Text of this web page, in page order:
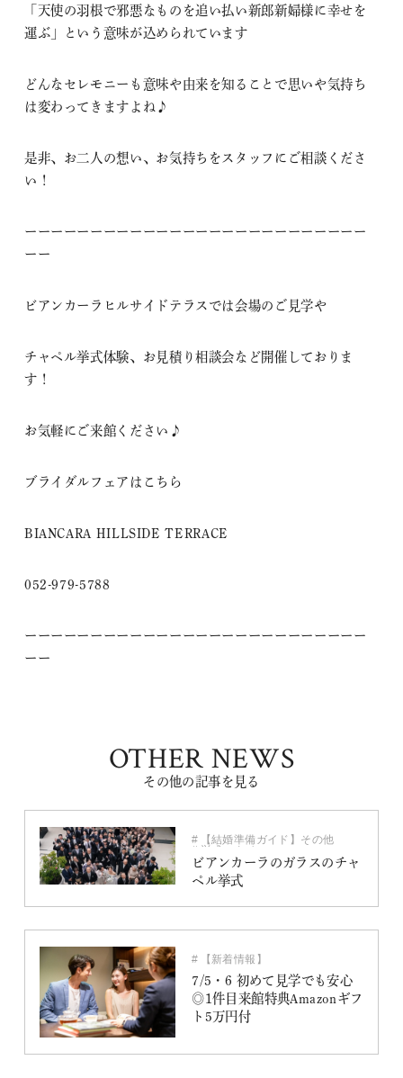
「天使の羽根で邪悪なものを追い払い新郎新婦様に幸せを
運ぶ」という意味が込められています
どんなセレモニーも意味や由来を知ることで思いや気持ち
は変わってきますよね♪
是非、お二人の想い、お気持ちをスタッフにご相談くださ
い！
ーーーーーーーーーーーーーーーーーーーーーーーーーー
ーー
ビアンカーラヒルサイドテラスでは会場のご見学や
チャペル挙式体験、お見積り相談会など開催しておりま
す！
お気軽にご来館ください♪
ブライダルフェアは こちら
BIANCARA HILLSIDE TERRACE
052-979-5788
ーーーーーーーーーーーーーーーーーーーーーーーーーー
ーー
OTHER NEWS
その他の記事を見る
【結婚準備ガイド】その他
挙式スタイル
ビアンカーラのガラスのチャ
ペル挙式
【新着情報】
7/5・6 初めて見学でも安心
◎1件目来館特典Amazonギフ
ト5万円付